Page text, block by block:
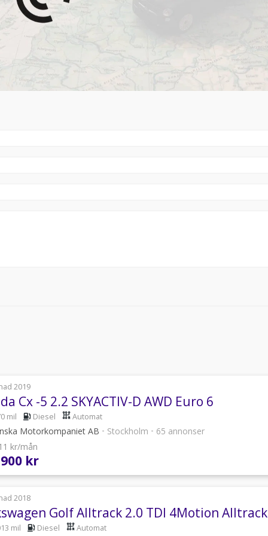
2019
Cx -5 2.2 SKYACTIV-D AWD Euro 6
mil Diesel Automat
Motorkompaniet AB • Stockholm • 65 annonser
kr/mån
kr
2018
Golf Alltrack 2.0 TDI 4Motion
mil Diesel Automat